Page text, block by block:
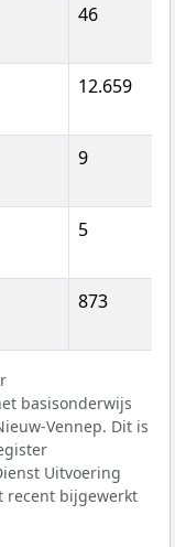
46
12.659
9
5
873
basisonderwijs
Vennep. Dit is
Uitvoering
recent bijgewerkt